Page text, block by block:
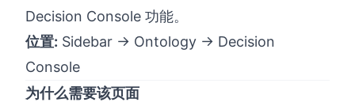
Decision Console 功能。
位置: Sidebar → Ontology → Decision
Console
为什么需要该页面